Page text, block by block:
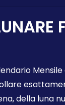
Mensile
della luna